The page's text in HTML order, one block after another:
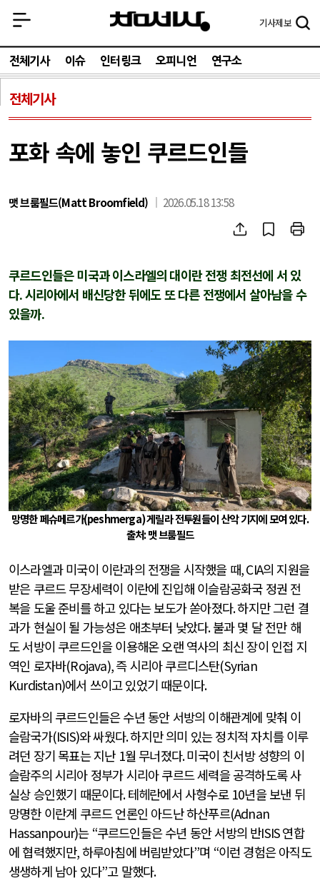
기사제보
전체기사 이슈 인터링크 오피니언 연구소
전체기사
포화 속에 놓인 쿠르드인들
맷 브룸필드(Matt Broomfield) 2026.05.18 13:58
쿠르드인들은 미국과 이스라엘의 대이란 전쟁 최전선에 서 있
다.시리아에서 배신당한 뒤에도 또 다른 전쟁에서 살아남을 수
있을까.
망명한 페슈메르가(peshmerga)게릴라 전투원들이 산악 기지에 모여 있다.
출처:맷 브룸필드
이스라엘과 미국이 이란과의 전쟁을 시작했을 때, CIA의 지원을
받은 쿠르드 무장세력이 이란에 진입해 이슬람공화국 정권 전
복을 도울 준비를 하고 있다는 보도가 쏟아졌다.하지만 그런 결
과가 현실이 될 가능성은 애초부터 낮았다.불과 몇 달 전만 해
도 서방이 쿠르드인을 이용해온 오랜 역사의 최신 장이 인접 지
역인 로자바(Rojava),즉 시리아 쿠르디스탄(Syrian
Kurdistan)에서 쓰이고 있었기 때문이다.
로자바의 쿠르드인들은 수년 동안 서방의 이해관계에 맞춰 이
슬람국가(ISIS)와 싸웠다.하지만 의미 있는 정치적 자치를 이루
려던 장기 목표는 지난 1월 무너졌다.미국이 친서방 성향의 이
슬람주의 시리아 정부가 시리아 쿠르드 세력을 공격하도록 사
실상 승인했기 때문이다.테헤란에서 사형수로 10년을 보낸 뒤
망명한 이란계 쿠르드 언론인 아드난 하산푸르(Adnan
Hassanpour)는 “쿠르드인들은 수년 동안 서방의 반ISIS연합
에 협력했지만,하루아침에 버림받았다”며 “이런 경험은 아직도
생생하게 남아 있다”고 말했다.